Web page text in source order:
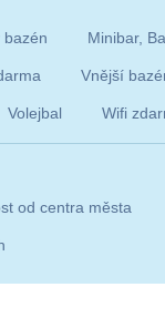
bazén Minibar,
Vnější
Volejbal Wifi
od centra města